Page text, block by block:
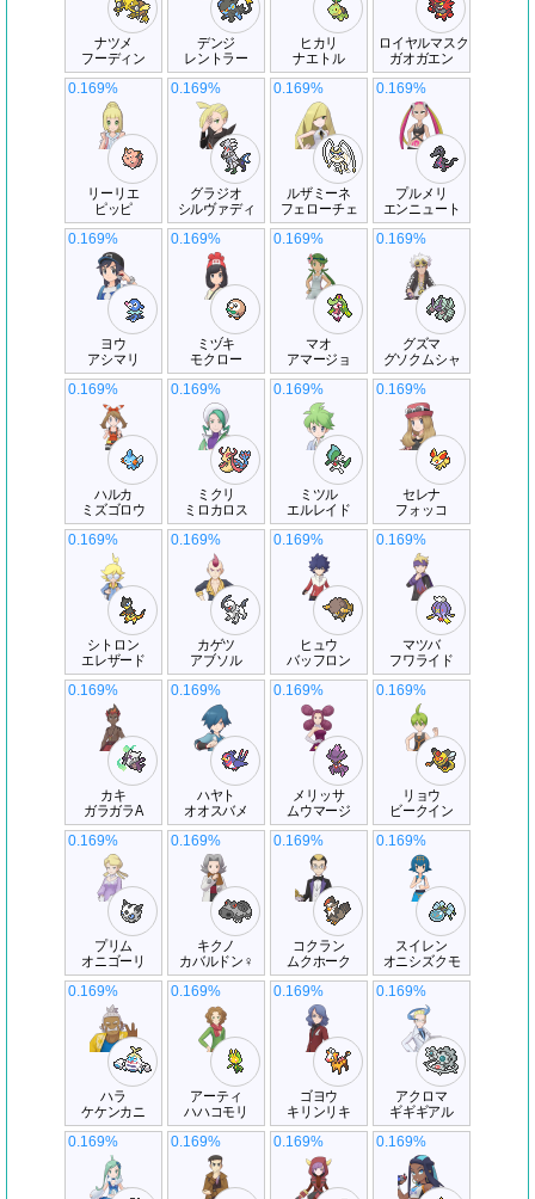
ナツメ
フーディン
デンジ
レントラー
ヒカリ
ナエトル
ロイヤルマスク
ガオガエン
リーリエ
ピッピ
0.169%
グラジオ
シルヴァディ
0.169%
ルザミーネ
フェローチェ
0.169%
プルメリ
エンニュート
0.169%
ヨウ
アシマリ
0.169%
ミヅキ
モクロー
0.169%
マオ
アマージョ
0.169%
グズマ
グソクムシャ
0.169%
ハルカ
ミズゴロウ
0.169%
ミクリ
ミロカロス
0.169%
ミツル
エルレイド
0.169%
セレナ
フォッコ
0.169%
シトロン
エレザード
0.169%
カゲツ
アブソル
0.169%
ヒュウ
バッフロン
0.169%
マツバ
フワライド
0.169%
カキ
ガラガラA
0.169%
ハヤト
オオスバメ
0.169%
メリッサ
ムウマージ
0.169%
リョウ
ビークイン
0.169%
プリム
オニゴーリ
0.169%
キクノ
カバルドン♀
0.169%
コクラン
ムクホーク
0.169%
スイレン
オニシズクモ
0.169%
ハラ
ケケンカニ
0.169%
アーティ
ハハコモリ
0.169%
ゴヨウ
キリンリキ
0.169%
アクロマ
ギギギアル
0.169%
0.169% 0.169% 0.169% 0.169%